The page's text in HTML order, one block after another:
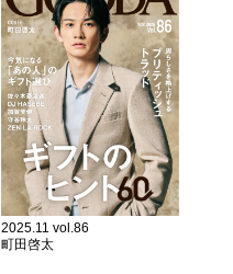
2025.11 vol.86
町田啓太